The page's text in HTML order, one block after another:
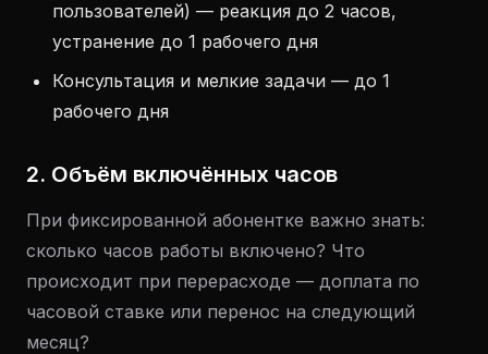
пользователей) — реакция до 2 часов,
устранение до 1 рабочего дня
Консультация и мелкие задачи — до 1
рабочего дня
2. Объём включённых часов
При фиксированной абонентке важно знать:
сколько часов работы включено? Что
происходит при перерасходе — доплата по
часовой ставке или перенос на следующий
месяц?